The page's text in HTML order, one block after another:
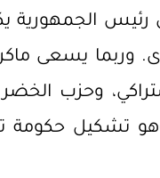
الجمهورية
وربما يسعى
وحزب الخضر
تشكيل حكومة